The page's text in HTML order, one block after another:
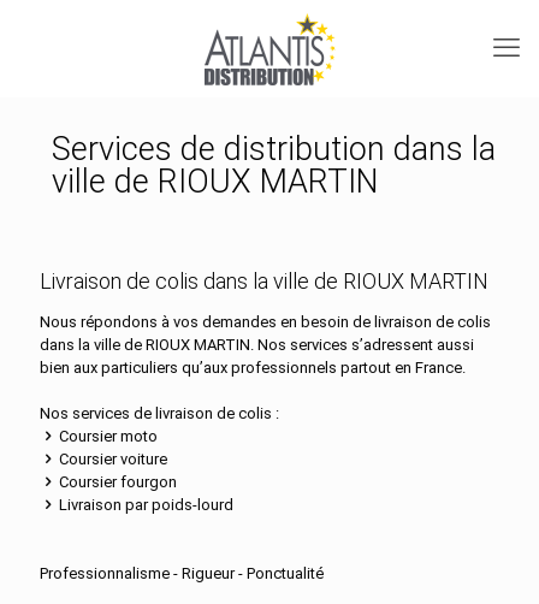
Services de distribution dans la
ville de RIOUX MARTIN
Livraison de colis dans la ville de RIOUX MARTIN
Nous répondons à vos demandes en besoin de livraison de colis
dans la ville de RIOUX MARTIN. Nos services s’adressent aussi
bien aux particuliers qu’aux professionnels partout en France.
Nos services de livraison de colis :
Coursier moto
Coursier voiture
Coursier fourgon
Livraison par poids-lourd
Professionnalisme - Rigueur - Ponctualité